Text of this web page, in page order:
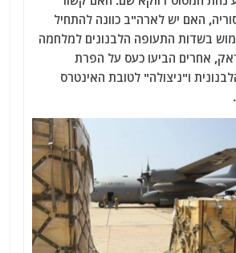
האם יש לארה"ב כוונה להתחיל
בשדות התעופה הלבנונים למלחמה
אחרים הביעו כעס על הפרת
ו"ניצולה" לטובת האינטרס